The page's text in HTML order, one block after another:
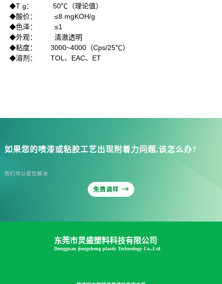
◆T g ： 50℃（理论值）
◆酸价： ≤8 mgKOH/g
◆色泽： ≤1
◆外观：
清澈透明
◆粘度： 3000~4000（Cps/25℃）
◆溶剂： TOL 、 EAC、 ET
如果您的喷漆或粘胶工艺出现附着力问题,该怎么办?
我们可以帮您解决
免费调样 
东莞市炅盛塑料科技有限公司
Dongguan jiongsheng plastic Technology Co.,Ltd